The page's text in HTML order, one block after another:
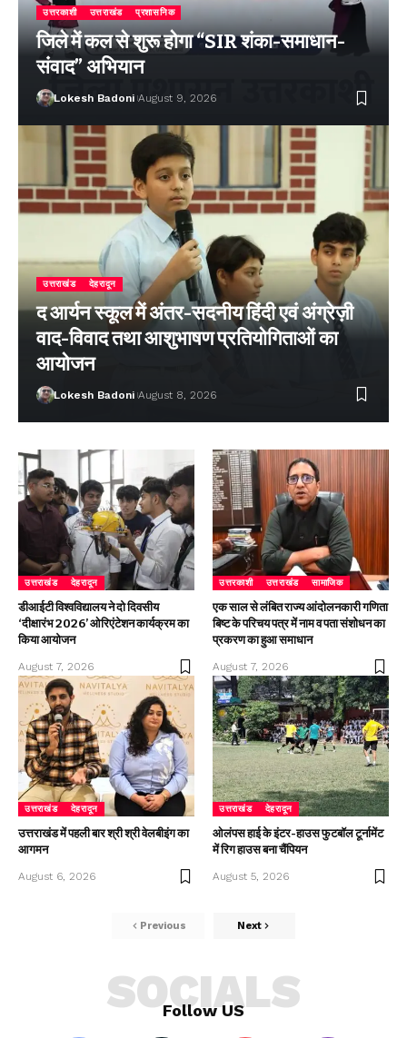
उत्तरकाशी उत्तराखंड प्रशासनिक
जिले में कल से शुरू होगा “SIR शंका-समाधान-
संवाद” अभियान
Lokesh Badoni August 9, 2026
उत्तराखंड देहरादून
द आर्यन स्कूल में अंतर-सदनीय हिंदी एवं अंग्रेज़ी
वाद-विवाद तथा आशुभाषण प्रतियोगिताओं का
आयोजन
Lokesh Badoni August 8, 2026
उत्तराखंड देहरादून
डीआईटी विश्वविद्यालय ने दो दिवसीय
‘दीक्षारंभ 2026’ ओरिएंटेशन कार्यक्रम का
किया आयोजन
August 7, 2026
उत्तरकाशी उत्तराखंड सामाजिक
एक साल से लंबित राज्य आंदोलनकारी गणिता
बिष्ट के परिचय पत्र में नाम व पता संशोधन का
प्रकरण का हुआ समाधान
August 7, 2026
उत्तराखंड देहरादून
उत्तराखंड में पहली बार श्री श्री वेलबीइंग का
आगमन
August 6, 2026
उत्तराखंड देहरादून
ओलंपस हाई के इंटर-हाउस फुटबॉल टूर्नामेंट
में रिग हाउस बना चैंपियन
August 5, 2026
Previous Next
Follow US
SOCIALS